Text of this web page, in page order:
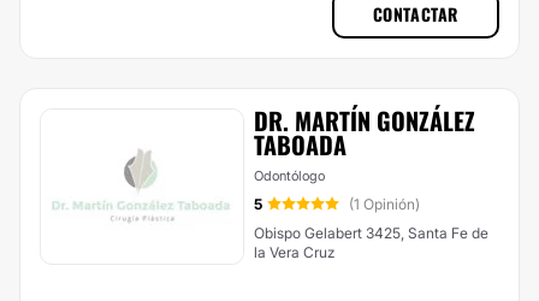
CONTACTAR
DR. MARTÍN GONZÁLEZ
TABOADA
Odontólogo
5
(1 Opinión)
Obispo Gelabert 3425, Santa Fe de
la Vera Cruz